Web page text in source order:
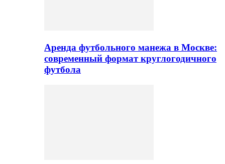
Аренда футбольного манежа в Москве:
современный формат круглогодичного
футбола